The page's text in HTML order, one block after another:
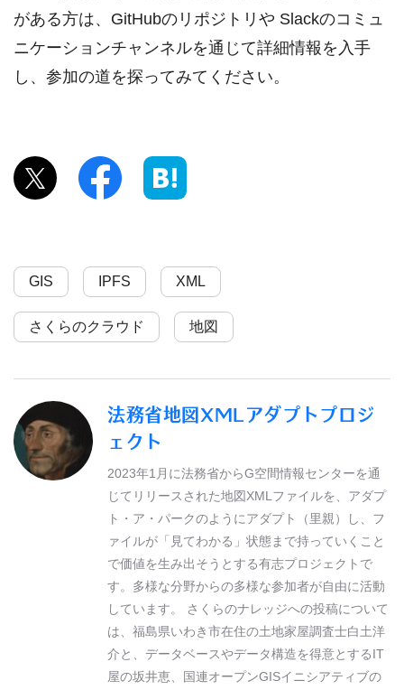
がある方は、GitHubのリポジトリや Slackのコミュ
ニケーションチャンネルを通じて詳細情報を入手
し、参加の道を探ってみてください。
GIS IPFS XML
さくらのクラウド 地図
法務省地図XMLアダプトプロジ
ェクト
2023年1月に法務省からG空間情報センターを通
じてリリースされた地図XMLファイルを、アダプ
ト・ア・パークのようにアダプト（里親）し、フ
ァイルが「見てわかる」状態まで持っていくこと
で価値を生み出そうとする有志プロジェクトで
す。多様な分野からの多様な参加者が自由に活動
しています。 さくらのナレッジへの投稿について
は、福島県いわき市在住の土地家屋調査士白土洋
介と、データベースやデータ構造を得意とするIT
屋の坂井恵、国連オープンGISイニシアティブの